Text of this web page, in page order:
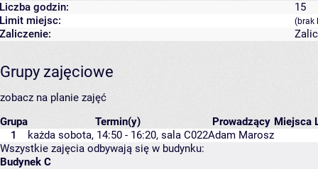
Liczba godzin:
15
Limit miejsc:
(brak
Zaliczenie:
Grupy zajęciowe
zobacz na planie zajęć
Grupa
Termin(y) Prowadzący Miejsca
1
każda sobota, 14:50 - 16:20, sala C022Adam Marosz
Wszystkie zajęcia odbywają się w budynku:
Budynek C